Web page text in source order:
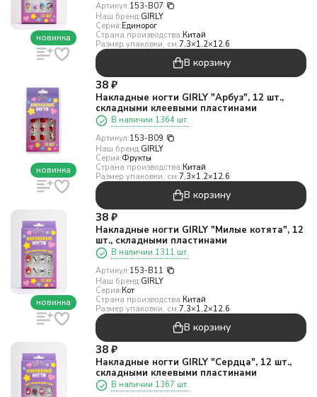
новинка
Артикул:153-B07
Наш бренд:GIRLY
Серия:Единорог
Страна производства:Китай
Размер упаковки, см:7.3×1.2×12.6
В корзину
новинка
38 ₽
Накладные ногти GIRLY "Арбуз", 12 шт.,
складными клеевыми пластинами
В наличии 1364 шт.
Артикул:153-B09
Наш бренд:GIRLY
Серия:Фрукты
Страна производства:Китай
Размер упаковки, см:7.3×1.2×12.6
В корзину
новинка
38 ₽
Накладные ногти GIRLY "Милые котята", 12
шт., складными пластинами
В наличии 1311 шт.
Артикул:153-B11
Наш бренд:GIRLY
Серия:Кот
Страна производства:Китай
Размер упаковки, см:7.3×1.2×12.6
В корзину
38 ₽
Накладные ногти GIRLY "Сердца", 12 шт.,
складными клеевыми пластинами
В наличии 1367 шт.